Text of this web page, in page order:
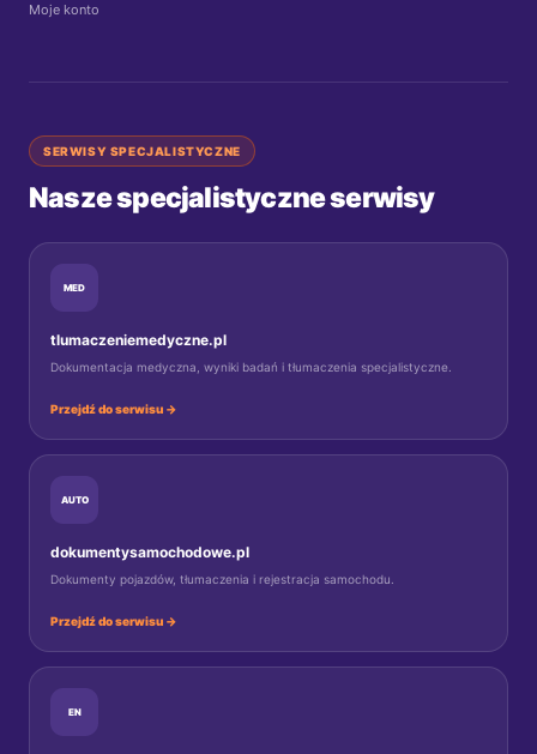
Moje konto
SERWISY SPECJALISTYCZNE
Nasze specjalistyczne serwisy
MED
tlumaczeniemedyczne.pl
Dokumentacja medyczna, wyniki badań i tłumaczenia specjalistyczne.
Przejdź do serwisu →
AUTO
dokumentysamochodowe.pl
Dokumenty pojazdów, tłumaczenia i rejestracja samochodu.
Przejdź do serwisu →
EN